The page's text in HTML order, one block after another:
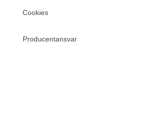
Cookies
Producentansvar